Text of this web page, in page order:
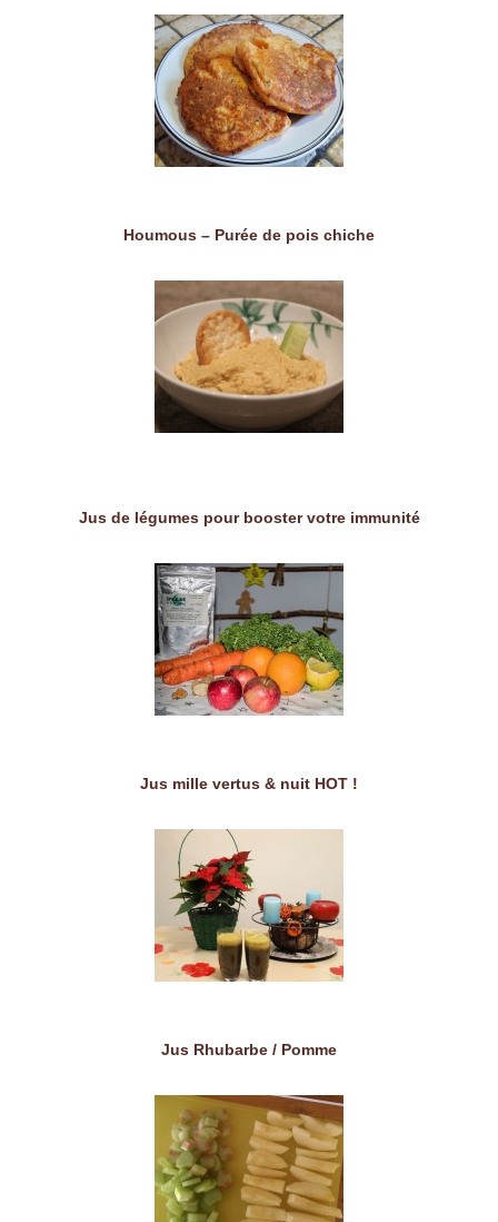
Houmous – Purée de pois chiche
Jus de légumes pour booster votre immunité
Jus mille vertus & nuit HOT !
Jus Rhubarbe / Pomme